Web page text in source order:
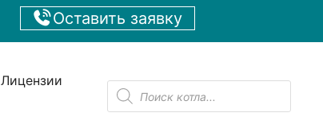
Оставить заявку
Лицензии
Поиск
товаров